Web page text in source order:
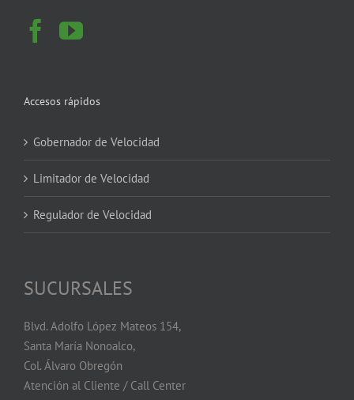
Accesos rápidos
Gobernador de Velocidad
Limitador de Velocidad
Regulador de Velocidad
SUCURSALES
Blvd. Adolfo López Mateos 154,
Santa María Nonoalco,
Col. Álvaro Obregón
Atención al Cliente / Call Center